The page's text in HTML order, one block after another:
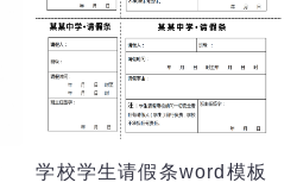
学校学生请假条word模板